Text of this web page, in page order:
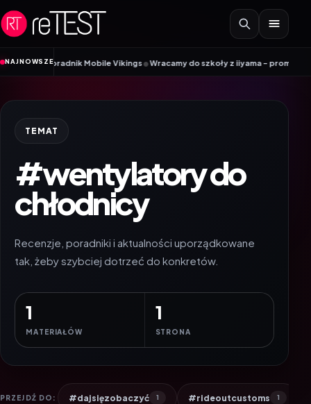
Przejdź do treści
NAJNOWSZE
Poradnik Mobile Vikings•Wracamy do szkoły z iiyama – promocja Back to
TEMAT
#wentylatory do
chłodnicy
Recenzje, poradniki i aktualności uporządkowane
tak, żeby szybciej dotrzeć do konkretów.
1
MATERIAŁÓW
1
STRONA
PRZEJDŹ DO: #dajsięzobaczyć 1 #rideoutcustoms 1